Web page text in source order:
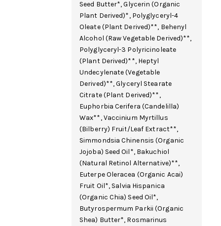
Seed Butter*,Glycerin (Organic
Plant Derived)*, Polyglyceryl-4
Oleate (Plant Derived)**, Behenyl
Alcohol (Raw Vegetable Derived)**,
Polyglyceryl-3 Polyricinoleate
(Plant Derived)**, Heptyl
Undecylenate (Vegetable
Derived)**,Glyceryl Stearate
Citrate (Plant Derived)**,
Euphorbia Cerifera (Candelilla)
Wax**,Vaccinium Myrtillus
(Bilberry) Fruit/Leaf Extract**,
Simmondsia Chinensis (Organic
Jojoba) Seed Oil*, Bakuchiol
(Natural Retinol Alternative)**,
Euterpe Oleracea (Organic Acai)
Fruit Oil*, Salvia Hispanica
(Organic Chia) Seed Oil*,
Butyrospermum Parkii (Organic
Shea) Butter*, Rosmarinus